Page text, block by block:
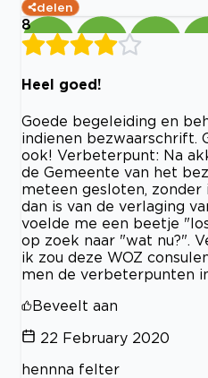
delen
8
Heel goed!
Goede begeleiding en
indienen bezwaarschrift.
ook! Verbeterpunt: Na
de Gemeente van het
meteen gesloten,
dan is van de verlaging
voelde me een beetje
op zoek naar "wat nu?".
ik zou deze WOZ
men de verbeterpunten
Beveelt aan
22 February 2020
hennna felter